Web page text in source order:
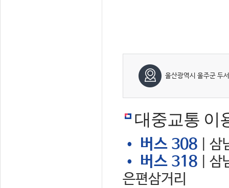
울산광역시 울주군 두
대중교통 이
• 버스 308 | 삼
• 버스 318 | 삼
은편삼거리